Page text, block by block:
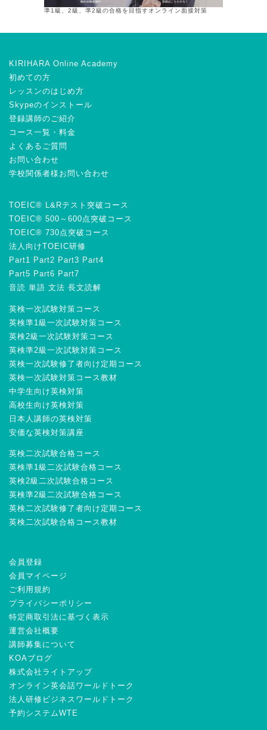
準1級、2級、準2級の合格を目指すオンライン面接対策
KIRIHARA Online Academy
初めての方
レッスンのはじめ方
Skypeのインストール
登録講師のご紹介
コース一覧・料金
よくあるご質問
お問い合わせ
学校関係者様お問い合わせ
TOEIC® L&Rテスト突破コース
TOEIC® 500～600点突破コース
TOEIC® 730点突破コース
法人向けTOEIC研修
Part1
Part2 Part3 Part4
Part5 Part6 Part7
音読 単語 文法 長文読解
英検一次試験対策コース
英検準1級一次試験対策コース
英検2級一次試験対策コース
英検準2級一次試験対策コース
英検一次試験修了者向け定期コース
英検一次試験対策コース教材
中学生向け英検対策
高校生向け英検対策
日本人講師の英検対策
安価な英検対策講座
英検二次試験合格コース
英検準1級二次試験合格コース
英検2級二次試験合格コース
英検準2級二次試験合格コース
英検二次試験修了者向け定期コース
英検二次試験合格コース教材
会員登録
会員マイページ
ご利用規約
プライバシーポリシー
特定商取引法に基づく表示
運営会社概要
講師募集について
KOAブログ
株式会社ライトアップ
オンライン英会話ワールドトーク
法人研修ビジネスワールドトーク
予約システムWTE